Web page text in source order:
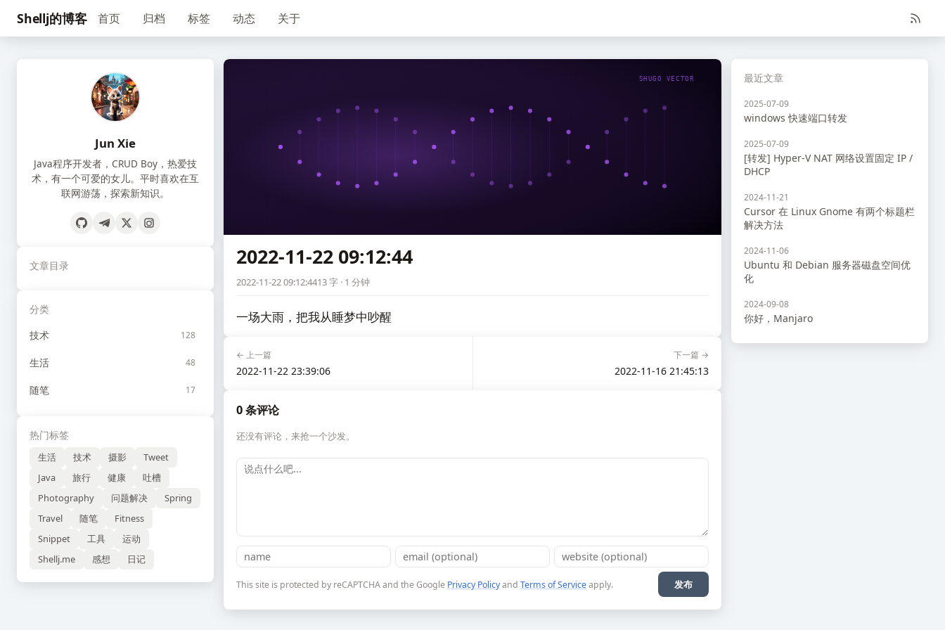
Shellj的博客 首页 归档 标签 动态 关于
Jun Xie
Java程序开发者，CRUD Boy，热爱技
术，有一个可爱的女儿。平时喜欢在互
联网游荡，探索新知识。
文章目录
分类
技术
128
生活 48
随笔 17
热门标签
生活 技术 摄影
Tweet
Java
旅行 健康
吐槽
Photography
问题解决
Spring
Travel
随笔
Fitness
Snippet
工具
运动
Shellj.me
感想 日记
SHUGO VECTOR
2022-11-22 09:12:44
2022-11-22 09:12:4413 字 · 1 分钟
一场大雨，把我从睡梦中吵醒
← 上一篇
2022-11-22 23:39:06
下一篇 →
2022-11-16 21:45:13
0 条评论
还没有评论，来抢一个沙发。
This site is protected by reCAPTCHA and the Google Privacy Policyand Terms of Serviceapply. 发布
最近文章
2025-07-09
windows 快速端口转发
2025-07-09
[转发] Hyper-V NAT 网络设置固定 IP /
DHCP
2024-11-21
Cursor 在 Linux Gnome 有两个标题栏
解决方法
2024-11-06
Ubuntu 和 Debian 服务器磁盘空间优
化
2024-09-08
你好，Manjaro